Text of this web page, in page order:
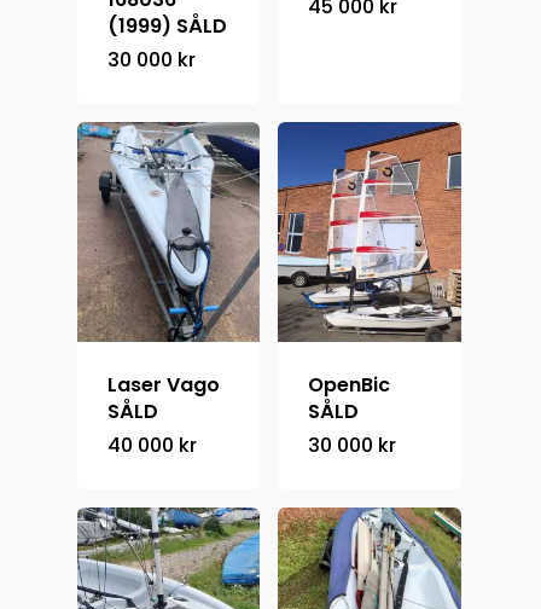
(1999) SÅLD
30 000 kr
45 000 kr
Laser Vago
SÅLD
40 000 kr
OpenBic
SÅLD
30 000 kr
Hem